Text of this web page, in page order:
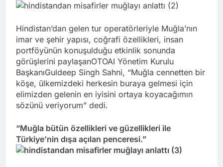
Hindistan’dan gelen tur operatörleriyle Muğla’nın
imar ve şehir yapısı, coğrafi özellikleri, insan
portföyünün konuşulduğu etkinlik sonunda
görüşlerini paylaşanOTOAI Yönetim Kurulu
BaşkanıGuldeep Singh Sahni, “Muğla cennetten bir
köşe, ülkemizdeki herkesin buraya gelmesi için
elimizden gelenin en iyisini ortaya koyacağımın
sözünü veriyorum” dedi.
“Muğla bütün özellikleri ve güzellikleri ile
Türkiye’nin dışa açılan penceresi.”